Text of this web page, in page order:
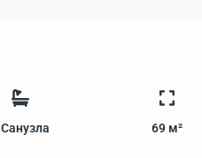
Санузла 69 м²